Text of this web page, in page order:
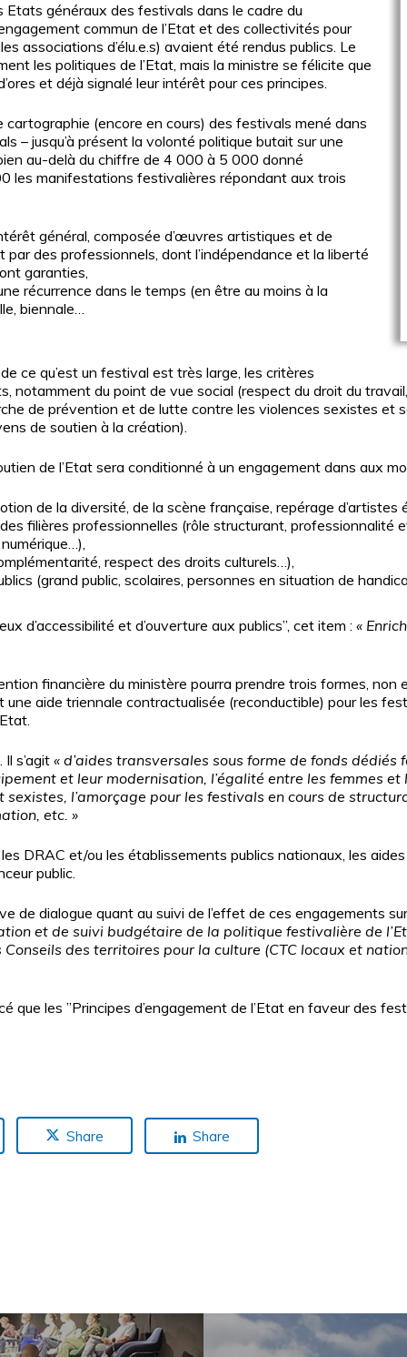
Etats généraux des festivals dans le cadre du
commun de l’Etat et des collectivités pour
associations d’élu.e.s) avaient été rendus publics. Le
les politiques de l’Etat, mais la ministre se félicite que
et déjà signalé leur intérêt pour ces principes.
(encore en cours) des festivals mené dans
– jusqu’à présent la volonté politique butait sur une
au-delà du chiffre de 4 000 à 5 000 donné
les manifestations festivalières répondant aux trois
général, composée d’œuvres artistiques et de
des professionnels, dont l’indépendance et la liberté
garanties,
récurrence dans le temps (en être au moins à la
biennale…
ce qu’est un festival est très large, les critères
notamment du point de vue social (respect du droit du
de prévention et de lutte contre les violences sexistes et
de soutien à la création).
de l’Etat sera conditionné à un engagement dans aux
de la diversité, de la scène française, repérage d’artistes
filières professionnelles (rôle structurant, professionnalité
respect des droits culturels…),
(grand public, scolaires, personnes en situation de
d’accessibilité et d’ouverture aux publics”, cet item : «
financière du ministère pourra prendre trois formes, non
aide triennale contractualisée (reconductible) pour les
s’agit « d’aides transversales sous forme de fonds
et leur modernisation, l’égalité entre les femmes
l’amorçage pour les festivals en cours de
etc. »
DRAC et/ou les établissements publics nationaux, les
public.
de dialogue quant au suivi de l’effet de ces engagements
et de suivi budgétaire de la politique festivalière de
des territoires pour la culture (CTC locaux et
que les ”Principes d’engagement de l’Etat en faveur des
Share Share